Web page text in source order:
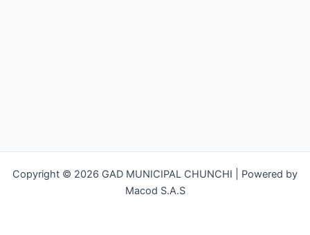
Copyright © 2026 GAD MUNICIPAL CHUNCHI | Powered by
Macod S.A.S